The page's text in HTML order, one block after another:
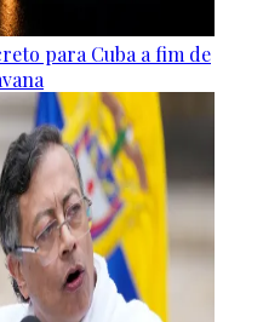
para Cuba a fim de